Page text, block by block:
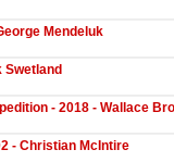
Mendeluk
Swetland
- 2018 - Wallace
- Christian McIntire